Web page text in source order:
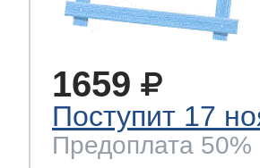
1659
Поступит 17
Предоплата 50%